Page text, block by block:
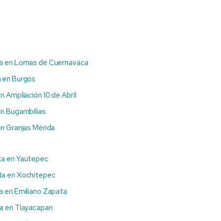
en Lomas de Cuernavaca
Burgos
Ampliación 10 de Abril
Bugambilias
Granjas Mérida
en Yautepec
en Xochitepec
en Emiliano Zapata
en Tlayacapan